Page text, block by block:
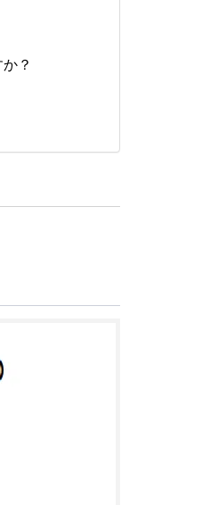
？